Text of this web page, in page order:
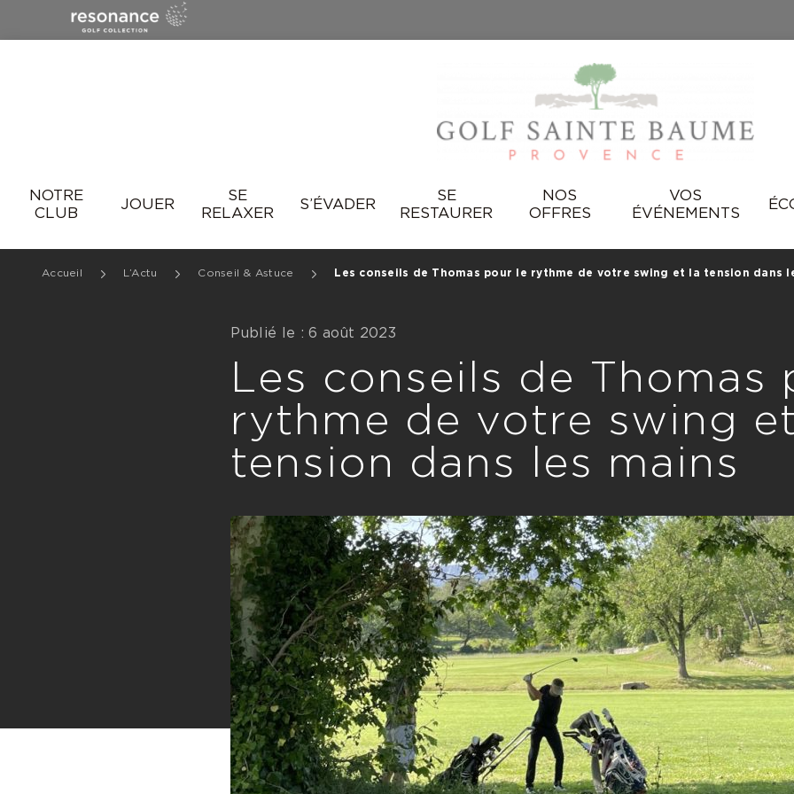
Resonance
NOTRE
CLUB
JOUER
SE
RELAXER
S’ÉVADER
SE
RESTAURER
NOS
OFFRES
VOS
ÉVÉNEMENTS
Accueil L’Actu Conseil & Astuce Les conseils de Thomas pour le rythme de votre swing et la tension dans
Publié le : 6 août 2023
Les conseils de Thomas
rythme de votre swing
tension dans les mains